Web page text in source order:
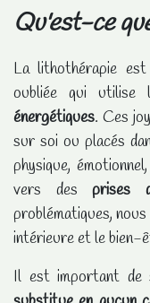
Qu'est-ce
La lithothérapie
oubliée qui utilise
énergétiques. Ces
sur soi ou placés
physique,
vers des prises
problématiques,
intérieure et le bien-
Il est important de